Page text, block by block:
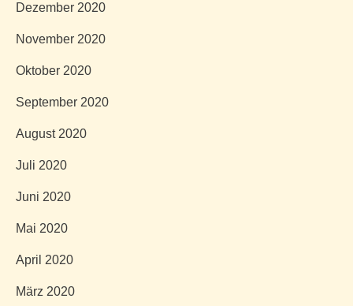
Dezember 2020
November 2020
Oktober 2020
September 2020
August 2020
Juli 2020
Juni 2020
Mai 2020
April 2020
März 2020